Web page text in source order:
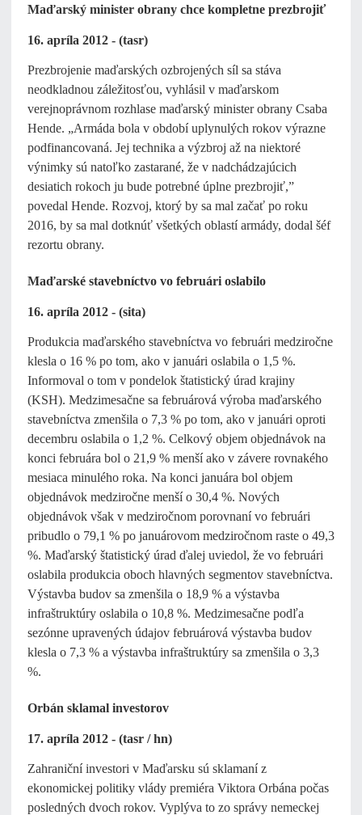
Maďarský minister obrany chce kompletne prezbrojiť
16. apríla 2012 - (tasr)
Prezbrojenie maďarských ozbrojených síl sa stáva
neodkladnou záležitosťou, vyhlásil v maďarskom
verejnoprávnom rozhlase maďarský minister obrany Csaba
Hende. „Armáda bola v období uplynulých rokov výrazne
podfinancovaná. Jej technika a výzbroj až na niektoré
výnimky sú natoľko zastarané, že v nadchádzajúcich
desiatich rokoch ju bude potrebné úplne prezbrojiť,”
povedal Hende. Rozvoj, ktorý by sa mal začať po roku
2016, by sa mal dotknúť všetkých oblastí armády, dodal šéf
rezortu obrany.
Maďarské stavebníctvo vo februári oslabilo
16. apríla 2012 - (sita)
Produkcia maďarského stavebníctva vo februári medziročne
klesla o 16 % po tom, ako v januári oslabila o 1,5 %.
Informoval o tom v pondelok štatistický úrad krajiny
(KSH). Medzimesačne sa februárová výroba maďarského
stavebníctva zmenšila o 7,3 % po tom, ako v januári oproti
decembru oslabila o 1,2 %. Celkový objem objednávok na
konci februára bol o 21,9 % menší ako v závere rovnakého
mesiaca minulého roka. Na konci januára bol objem
objednávok medziročne menší o 30,4 %. Nových
objednávok však v medziročnom porovnaní vo februári
pribudlo o 79,1 % po januárovom medziročnom raste o 49,3
%. Maďarský štatistický úrad ďalej uviedol, že vo februári
oslabila produkcia oboch hlavných segmentov stavebníctva.
Výstavba budov sa zmenšila o 18,9 % a výstavba
infraštruktúry oslabila o 10,8 %. Medzimesačne podľa
sezónne upravených údajov februárová výstavba budov
klesla o 7,3 % a výstavba infraštruktúry sa zmenšila o 3,3
%.
Orbán sklamal investorov
17. apríla 2012 - (tasr / hn)
Zahraniční investori v Maďarsku sú sklamaní z
ekonomickej politiky vlády premiéra Viktora Orbána počas
posledných dvoch rokov. Vyplýva to zo správy nemeckej